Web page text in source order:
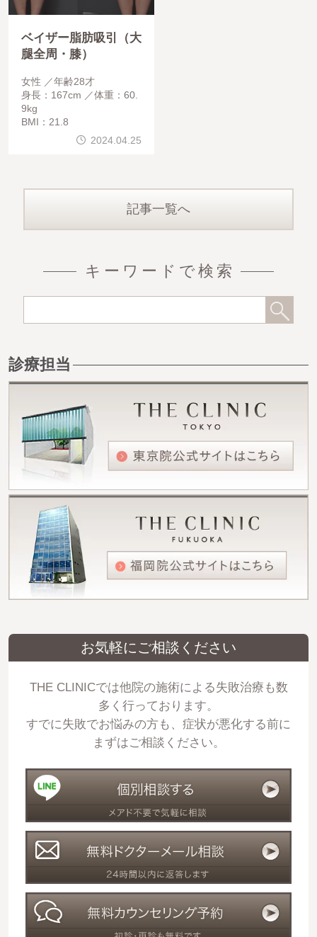
ベイザー脂肪吸引（大
腿全周・膝）
女性
年齢28才
身長：167cm
体重：60.
9kg
BMI：21.8
2024.04.25
記事一覧へ
キーワードで検索
診療担当
お気軽にご相談ください
THE CLINICでは他院の施術による失敗治療も数
多く行っております。
すでに失敗でお悩みの方も、症状が悪化する前に
まずはご相談ください。